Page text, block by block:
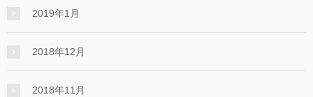
2019年1月
2018年12月
2018年11月